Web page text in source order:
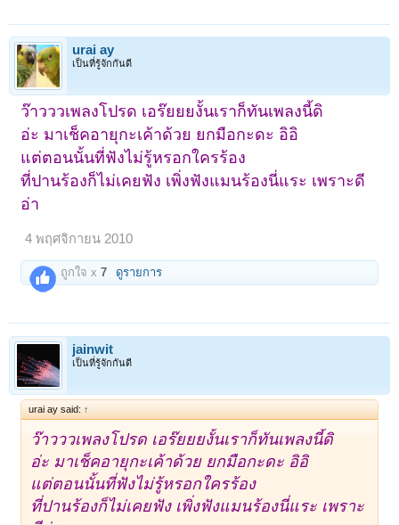
urai ay
เป็นที่รู้จักกันดี
ว๊าวววเพลงโปรด เอร๊ยยยงั้นเราก็ทันเพลงนี้ดิ
อ่ะ มาเช็คอายุกะเค้าด้วย ยกมือกะดะ อิอิ
แต่ตอนนั้นที่ฟังไม่รู้หรอกใครร้อง
ที่ปานร้องก็ไม่เคยฟัง เพิ่งฟังแมนร้องนี่แระ เพราะดี
อ่า
4 พฤศจิกายน 2010
ถูกใจ x7 ดูรายการ
jainwit
เป็นที่รู้จักกันดี
urai ay said: ↑
ว๊าวววเพลงโปรด เอร๊ยยยงั้นเราก็ทันเพลงนี้ดิ
อ่ะ มาเช็คอายุกะเค้าด้วย ยกมือกะดะ อิอิ
แต่ตอนนั้นที่ฟังไม่รู้หรอกใครร้อง
ที่ปานร้องก็ไม่เคยฟัง เพิ่งฟังแมนร้องนี่แระ เพราะ